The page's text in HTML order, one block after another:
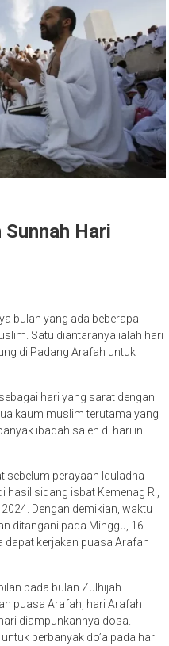
Sunnah Hari
bulan yang ada beberapa
Satu diantaranya ialah hari
di Padang Arafah untuk
hari yang sarat dengan
kaum muslim terutama yang
ibadah saleh di hari ini
sebelum perayaan Iduladha
hasil sidang isbat Kemenag RI,
Dengan demikian, waktu
ditangani pada Minggu, 16
dapat kerjakan puasa Arafah
pada bulan Zulhijah.
puasa Arafah, hari Arafah
diampunkannya dosa.
perbanyak do’a pada hari